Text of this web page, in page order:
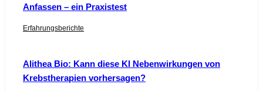
Anfassen – ein Praxistest
Erfahrungsberichte
Alithea Bio: Kann diese KI Nebenwirkungen von
Krebstherapien vorhersagen?